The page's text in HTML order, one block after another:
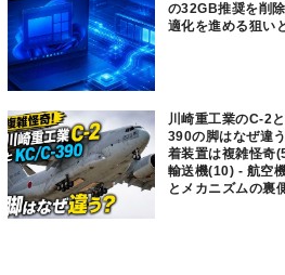
の32GB推奨を削
適化を進める狙い
川崎重工業のC-2
390の脚はなぜ違
着装置は複雑怪奇
輸送機(10) - 航空
とメカニズムの裏